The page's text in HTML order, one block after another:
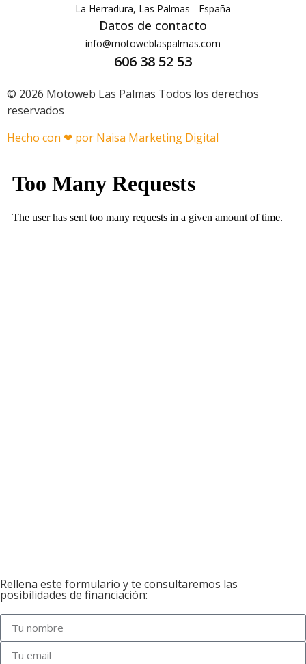
La Herradura, Las Palmas - España
Datos de contacto
info@motoweblaspalmas.com
606 38 52 53
© 2026 Motoweb Las Palmas Todos los derechos
reservados
Hecho con ❤ por Naisa Marketing Digital
Rellena este formulario y te consultaremos las
posibilidades de financiación: